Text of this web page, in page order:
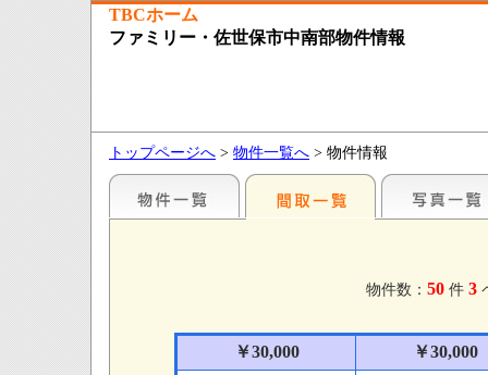
TBCホーム
ファミリー・佐世保市中南部物件情報
トップページへ > 物件一覧へ > 物件情報
物件数： 50件 3
￥30,000
￥30,000